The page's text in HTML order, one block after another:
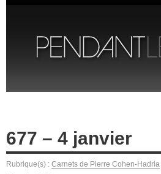
677 – 4 janvier
Rubrique(s) : Carnets de Pierre Cohen-Hadria